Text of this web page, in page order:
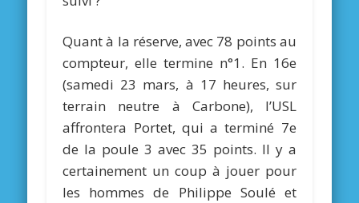
Quant à la réserve, avec 78 points au
compteur, elle termine n°1. En 16e
(samedi 23 mars, à 17 heures, sur
terrain neutre à Carbone), l’USL
affrontera Portet, qui a terminé 7e
de la poule 3 avec 35 points. Il y a
certainement un coup à jouer pour
les hommes de Philippe Soulé et